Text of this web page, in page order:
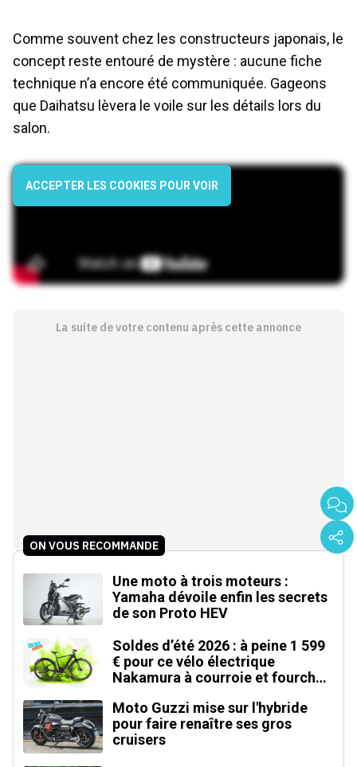
Comme souvent chez les constructeurs japonais, le
concept reste entouré de mystère : aucune fiche
technique n’a encore été communiquée. Gageons
que Daihatsu lèvera le voile sur les détails lors du
salon.
ACCEPTER LES COOKIES POUR VOIR
La suite de votre contenu après cette annonce
ON VOUS RECOMMANDE
Une moto à trois moteurs :
Yamaha dévoile enfin les secrets
de son Proto HEV
Soldes d’été 2026 : à peine 1 599
€ pour ce vélo électrique
Nakamura à courroie et fourche
Moto Guzzi mise sur l'hybride
pour faire renaître ses gros
cruisers